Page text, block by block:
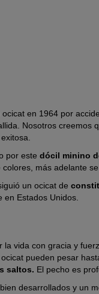
en 1964 por
Nosotros creemos
por este dócil minino
más adelante
un ocicat de
Estados Unidos.
la vida con gracia y
pueden pesar
saltos. El pecho es
desarrollados y un